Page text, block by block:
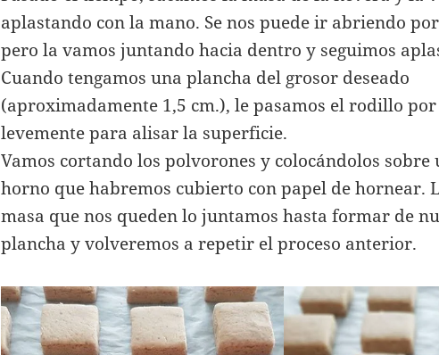
aplastando con la mano. Se nos puede ir abriendo
pero la vamos juntando hacia dentro y seguimos
Cuando tengamos una plancha del grosor deseado
(aproximadamente 1,5 cm.), le pasamos el rodillo
levemente para alisar la superficie.
Vamos cortando los polvorones y colocándolos sobre
horno que habremos cubierto con papel de hornear.
masa que nos queden lo juntamos hasta formar de
plancha y volveremos a repetir el proceso anterior.